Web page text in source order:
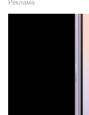
Реклама